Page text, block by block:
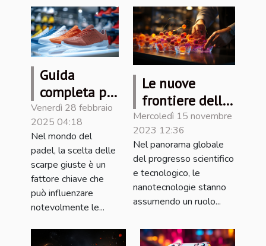
Guida
completa per
scegliere le
scarpe da
padel ideali
Venerdì 28 febbraio
2025 04:18
Nel mondo del
padel, la scelta delle
scarpe giuste è un
fattore chiave che
può influenzare
notevolmente le...
Le nuove
frontiere della
nanotecnologia
nell'industria
alimentare
Mercoledì 15 novembre
2023 12:36
Nel panorama globale
del progresso scientifico
e tecnologico, le
nanotecnologie stanno
assumendo un ruolo...